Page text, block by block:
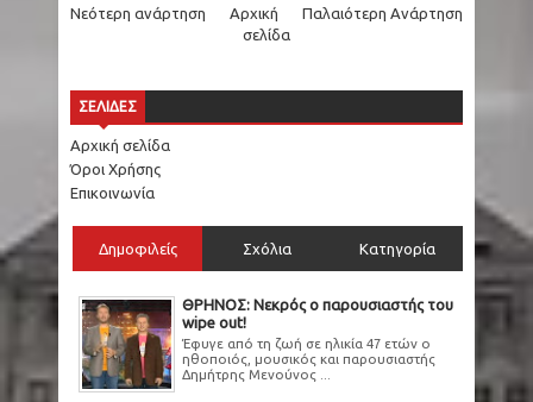
Νεότερη ανάρτηση Παλαιότερη Ανάρτηση
Αρχική
σελίδα
ΣΕΛΙΔΕΣ
Αρχική σελίδα
Όροι Χρήσης
Επικοινωνία
Δημοφιλείς Σχόλια Κατηγορία
ΘΡΗΝΟΣ: Νεκρός ο παρουσιαστής του
wipe out!
Έφυγε από τη ζωή σε ηλικία 47 ετών ο
ηθοποιός, μουσικός και παρουσιαστής
Δημήτρης Μενούνος ...